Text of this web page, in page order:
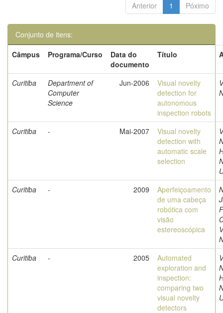
Anterior 1 Póximo
Conjunto de itens:
Câmpus
Programa/Curso
Data do
documento
Título
Curitiba
Department of
Computer
Science
Jun-2006
Visual novelty
detection for
autonomous
inspection robots
Curitiba - Mai-2007
Visual novelty
detection with
automatic scale
selection
Curitiba
- 2009
Aperfeiçoamento
de uma cabeça
robótica com
visão
estereoscópica
Curitiba
- 2005
Automated
exploration and
inspection:
comparing two
visual novelty
detectors